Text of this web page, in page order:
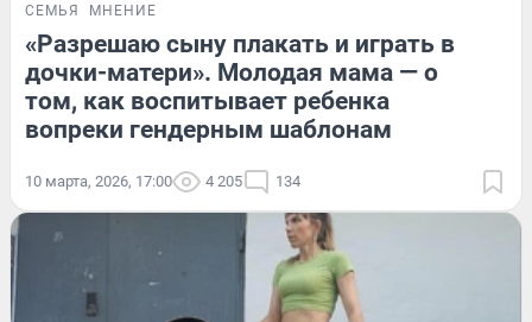
СЕМЬЯ МНЕНИЕ
«Разрешаю сыну плакать и играть в
дочки-матери». Молодая мама — о
том, как воспитывает ребенка
вопреки гендерным шаблонам
10 марта, 2026, 17:00 4 205 134